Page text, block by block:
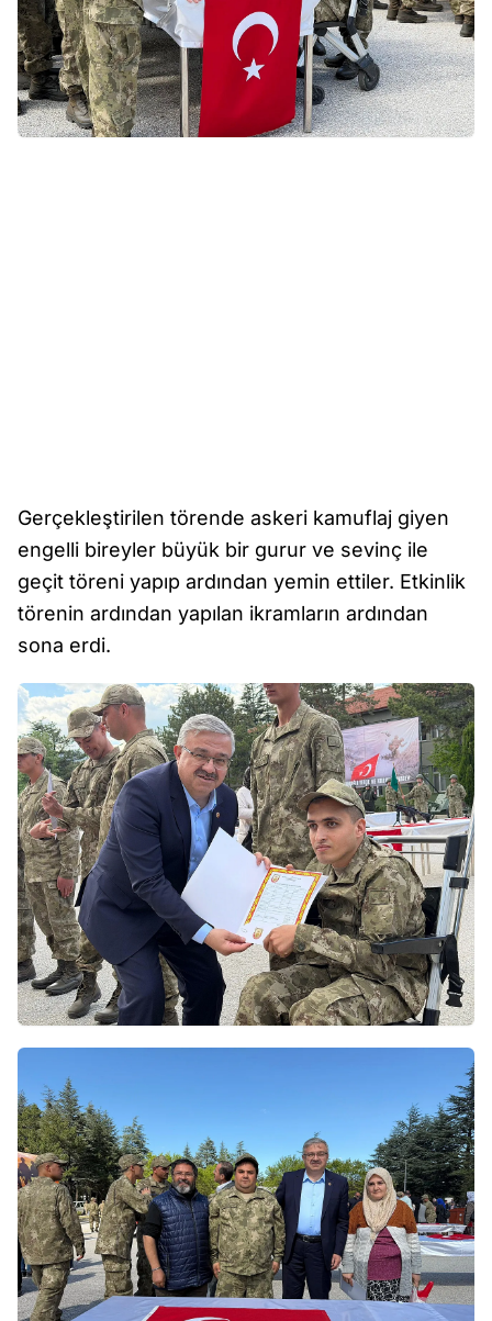
Gerçekleştirilen törende askeri kamuflaj giyen
engelli bireyler büyük bir gurur ve sevinç ile
geçit töreni yapıp ardından yemin ettiler. Etkinlik
törenin ardından yapılan ikramların ardından
sona erdi.